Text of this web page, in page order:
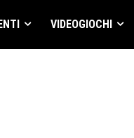
VIDEOGIOCHI